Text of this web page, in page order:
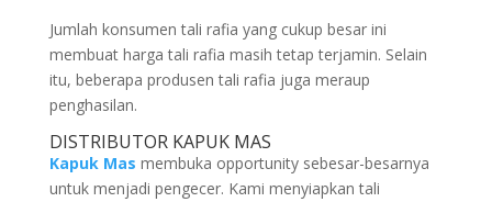
Jumlah konsumen tali rafia yang cukup besar ini
membuat harga tali rafia masih tetap terjamin. Selain
itu, beberapa produsen tali rafia juga meraup
penghasilan.
DISTRIBUTOR KAPUK MAS
Kapuk Mas membuka opportunity sebesar-besarnya
untuk menjadi pengecer. Kami menyiapkan tali